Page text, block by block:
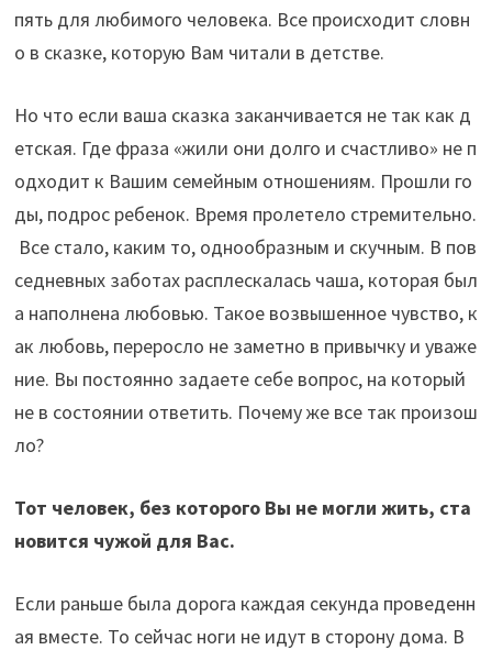
пять для любимого человека. Все происходит словн
о в сказке, которую Вам читали в детстве.
Но что если ваша сказка заканчивается не так как д
етская. Где фраза «жили они долго и счастливо» не п
одходит к Вашим семейным отношениям. Прошли го
ды, подрос ребенок. Время пролетело стремительно.
Все стало, каким то, однообразным и скучным. В пов
седневных заботах расплескалась чаша, которая был
а наполнена любовью. Такое возвышенное чувство, к
ак любовь, переросло не заметно в привычку и уваже
ние. Вы постоянно задаете себе вопрос, на который
не в состоянии ответить. Почему же все так произош
ло?
Тот человек, без которого Вы не могли жить, ста
новится чужой для Вас.
Если раньше была дорога каждая секунда проведенн
ая вместе. То сейчас ноги не идут в сторону дома. В